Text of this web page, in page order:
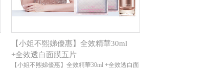
【小姐不熙娣優惠】全效精華30ml
+全效透白面膜五片
【小姐不熙娣優惠】全效精華30ml +全效透白面